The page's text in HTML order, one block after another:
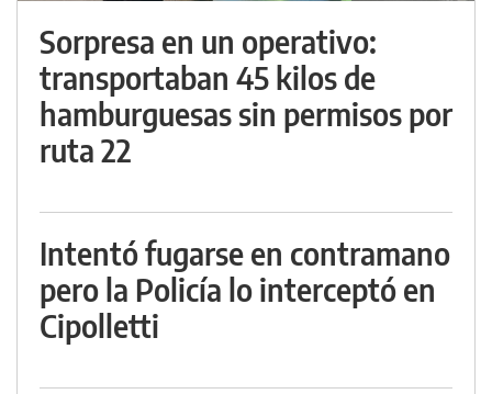
Sorpresa en un operativo:
transportaban 45 kilos de
hamburguesas sin permisos por
ruta 22
Intentó fugarse en contramano
pero la Policía lo interceptó en
Cipolletti